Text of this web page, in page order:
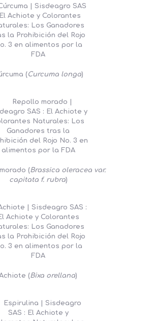
(Curcuma longa)
(Brassica oleracea var.
capitata f. rubra)
(Bixa orellana)